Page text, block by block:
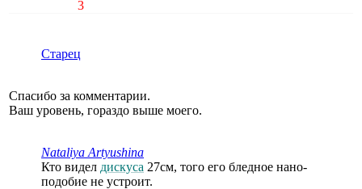
3
Старец
Спасибо за комментарии.
Ваш уровень, гораздо выше моего.
Nataliya Artyushina
Кто видел дискуса 27см, того его бледное нано-
подобие не устроит.